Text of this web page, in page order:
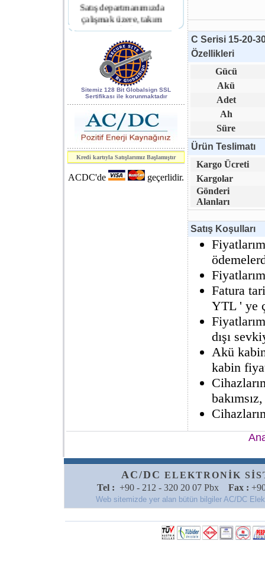
Satış departmanımızda
çalışmak üzere, takım
arkadaşları
aranmaktadır.
World of
Industry 2006
kapsamındaki 7.
Enerji, Elektrik
ve Elektronik
Teknolojileri
fuarı.
SAFETECHS3.3
SerisiKesintisiz Güç
Sitemiz 128 Bit Globalsign SSL
Sertifikası ile korunmaktadır
Kredi kartıyla Satışlarımız Başlamıştır
ACDC'de geçerlidir.
C Serisi 15-20-
Özellikleri
Gücü
Akü
Adet
Ah
Süre
Ürün Teslimatı
Kargo Ücreti
Kargolar
Gönderi
Alanları
Satış Koşulları
Fatura
YTL ' ye
dışı
Akü
kabin
AC/DC ELEKTRONİK
Tel : +90 - 212 - 320 20 07 Pbx Fax :
Web sitemizde yer alan bütün bilgiler AC/DC